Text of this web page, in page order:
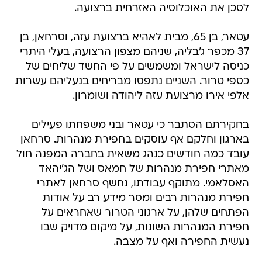
לסכן את האוכלוסיה האזרחית ברצועה.
עטאר, בן 65, מבית לאהיא ברצועת עזה, וסרחאן, בן
37 מכפר ג'בליה, שניהם מצפון הרצועה, בעלי היתרי
כניסה לישראל ומשמשים על פי החשד שליחים של
כספי טרור. השניים נתפסו מבריחים בנעליהם עשרות
אלפי אירו מרצועת עזה ליהודה ושומרון.
בחקירתם הסתבר כי עטאר ובני משפחתו פעילים
בארגון וחלקם אף עוסקים בחפירת מנהרות. סרחאן
עובד כמה חודשים כנהג משאית בחברה המפנה חול
מאתרי חפירת מנהרות של חמאס ושל הג'יהאד
האסלאמי. מתוקף עבודתו, נחשף סרחאן לאתרי
חפירת מנהרות רבים ומסר מידע רב על אודות
הפתחים שלהן, על ארגוני הטרור שאחראים על
חפירת המנהרות השונות, על מיקום מדויק שבו
נעשית החפירה ואף על מצבה.